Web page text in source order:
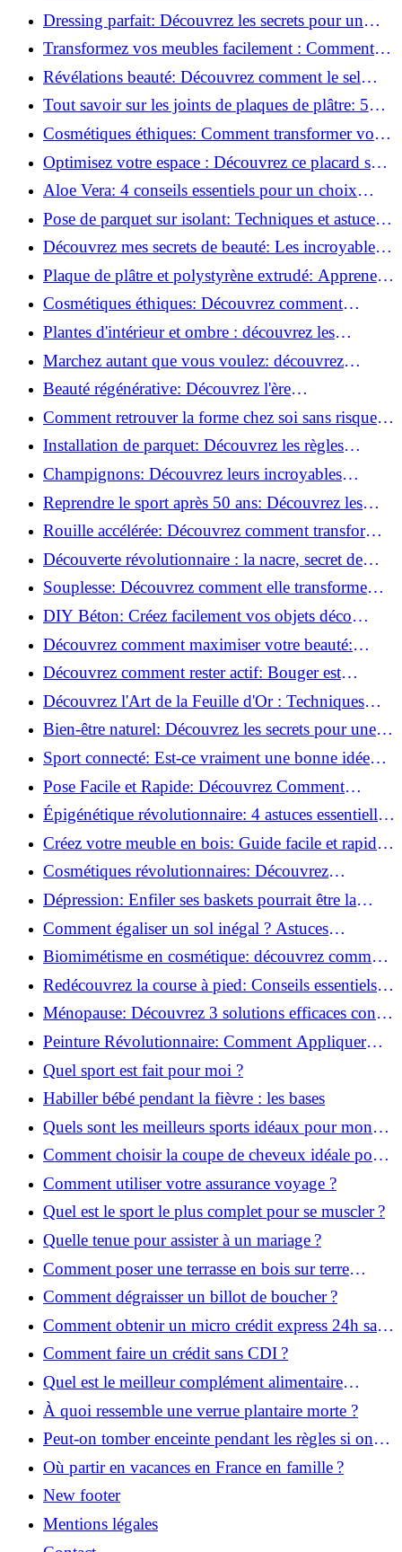
Pourquoi vous devez l'adopter!
Dressing parfait: Découvrez les secrets pour un
rangement optimal!
Transformez vos meubles facilement : Comment
installer des roulettes en un clin d'œil !
Révélations beauté: Découvrez comment le sel
transforme votre routine!
Tout savoir sur les joints de plaques de plâtre: 5
questions clés pour comprendre les fissures!
Cosmétiques éthiques: Comment transformer votre
routine beauté!
Optimisez votre espace : Découvrez ce placard sous
rampant à portes coulissantes!
Aloe Vera: 4 conseils essentiels pour un choix
parfait!
Pose de parquet sur isolant: Techniques et astuces
pour un sol parfait!
Découvrez mes secrets de beauté: Les incroyables
vertus du raisin!
Plaque de plâtre et polystyrène extrudé: Apprenez
à les coller efficacement!
Cosmétiques éthiques: Découvrez comment
transformer votre routine beauté!
Plantes d'intérieur et ombre : découvrez les
meilleures pour votre maison !
Marchez autant que vous voulez: découvrez
pourquoi c'est bénéfique!
Beauté régénérative: Découvrez l'ère
révolutionnaire de la cosmétique verte!
Comment retrouver la forme chez soi sans risque
de blessure: Techniques et conseils sûrs!
Installation de parquet: Découvrez les règles
essentielles à respecter!
Champignons: Découvrez leurs incroyables
pouvoirs antioxydants!
Reprendre le sport après 50 ans: Découvrez les
meilleures méthodes!
Rouille accélérée: Découvrez comment transformer
la corrosion en déco tendance!
Découverte révolutionnaire : la nacre, secret de
régénération inouï !
Souplesse: Découvrez comment elle transforme
votre performance sportive!
DIY Béton: Créez facilement vos objets déco
tendance!
Découvrez comment maximiser votre beauté:
Astuces et secrets révélés!
Découvrez comment rester actif: Bouger est
toujours possible!
Découvrez l'Art de la Feuille d'Or : Techniques
Incontournables pour Réussir!
Bien-être naturel: Découvrez les secrets pour une
vie saine!
Sport connecté: Est-ce vraiment une bonne idée
pour vous?
Pose Facile et Rapide: Découvrez Comment
Monter des Carreaux de Béton Cellulaire!
Épigénétique révolutionnaire: 4 astuces essentielles
pour transformer votre bien-être!
Créez votre meuble en bois: Guide facile et rapide
pour débutants!
Cosmétiques révolutionnaires: Découvrez
comment les fermes verticales transforment la
beauté!
Dépression: Enfiler ses baskets pourrait être la
solution!
Comment égaliser un sol inégal ? Astuces
infaillibles pour réussir !
Biomimétisme en cosmétique: découvrez comment
la nature inspire l'avenir des soins beauté!
Redécouvrez la course à pied: Conseils essentiels
pour reprendre!
Ménopause: Découvrez 3 solutions efficaces contre
les bouffées de chaleur!
Peinture Révolutionnaire: Comment Appliquer
Deux Couleurs Sur Une Porte!
Quel sport est fait pour moi ?
Habiller bébé pendant la fièvre : les bases
Quels sont les meilleurs sports idéaux pour mon
enfant ?
Comment choisir la coupe de cheveux idéale pour
votre visage ?
Comment utiliser votre assurance voyage ?
Quel est le sport le plus complet pour se muscler ?
Quelle tenue pour assister à un mariage ?
Comment poser une terrasse en bois sur terre
battue ?
Comment dégraisser un billot de boucher ?
Comment obtenir un micro crédit express 24h sans
justificatif ?
Comment faire un crédit sans CDI ?
Quel est le meilleur complément alimentaire
cheveux efficace ? Notre avis dans cet article
À quoi ressemble une verrue plantaire morte ?
Peut-on tomber enceinte pendant les règles si on
prend la pilule ?
Où partir en vacances en France en famille ?
New footer
Mentions légales